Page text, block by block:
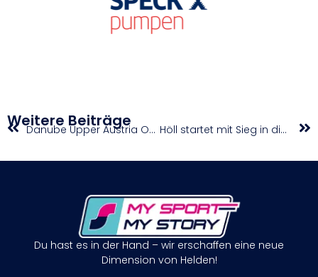
Weitere Beiträge Danube Upper Austria Open powered by SKE Höll startet mit Sieg in die Weltcupsaison
Du hast es in der Hand – wir erschaffen eine neue
Dimension von Helden!